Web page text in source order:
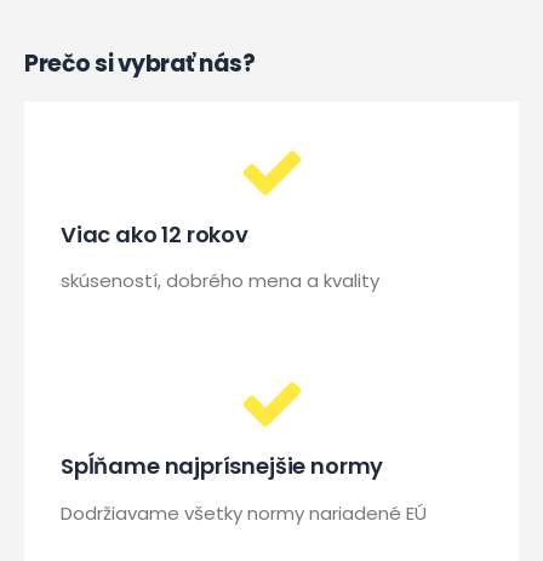
Prečo si vybrať nás?
Viac ako 12 rokov
skúseností, dobrého mena a kvality
Spĺňame najprísnejšie normy
Dodržiavame všetky normy nariadené EÚ